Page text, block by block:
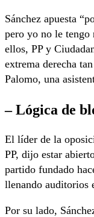
Sánchez apuesta
pero yo no le tengo
ellos, PP y
extrema derecha
Palomo, una
– Lógica de
El líder de la
PP, dijo estar
partido fundado
llenando auditorios
Por su lado,